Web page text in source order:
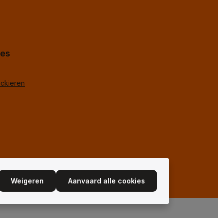
Weigeren Aanvaard alle cookies